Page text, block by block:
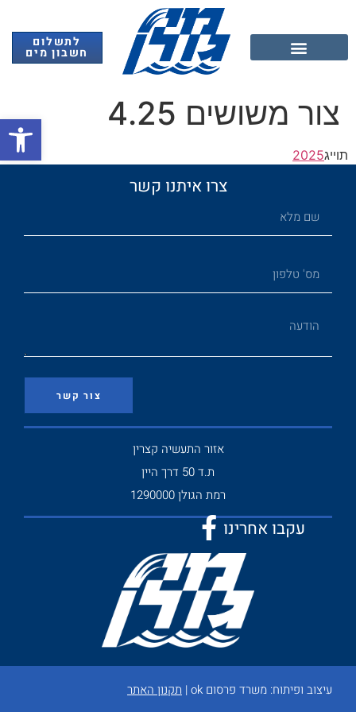
לתשלום
חשבון מים
צור משושים 4.25
תוייג2025
צרו איתנו קשר
צור קשר
אזור התעשיה קצרין
ת.ד 50 דרך היין
רמת הגולן 1290000
עקבו אחרינו
עיצוב ופיתוח: משרד פרסום ok | תקנון האתר